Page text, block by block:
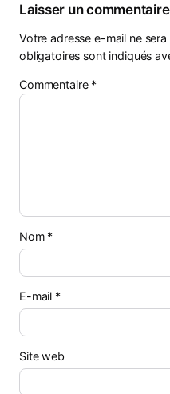
Laisser un commentaire
Votre adresse e-mail ne sera
obligatoires sont indiqués
Commentaire *
Nom *
E-mail *
Site web